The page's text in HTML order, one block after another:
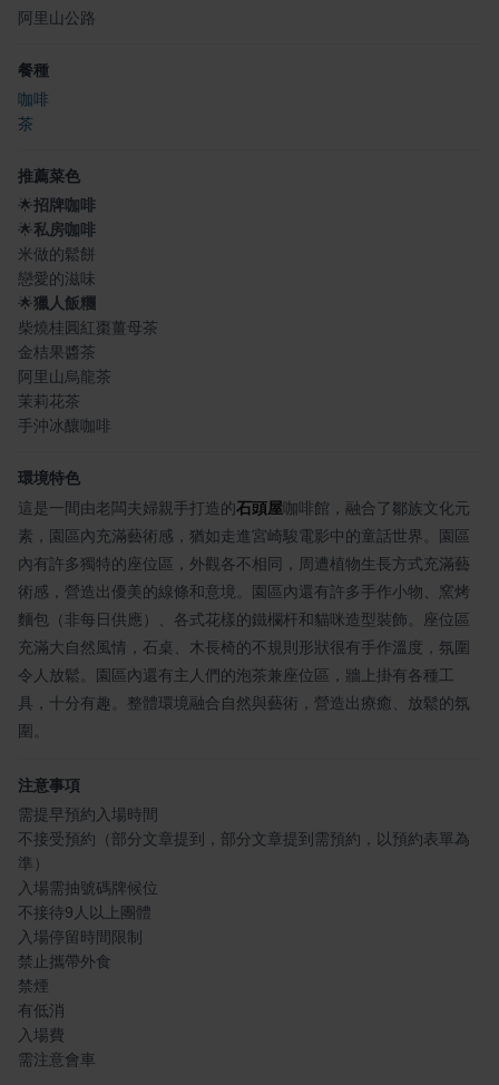
阿里山公路
餐種
咖啡
茶
推薦菜色
🌟招牌咖啡
🌟私房咖啡
米做的鬆餅
戀愛的滋味
🌟獵人飯糰
柴燒桂圓紅棗薑母茶
金桔果醬茶
阿里山烏龍茶
茉莉花茶
手沖冰釀咖啡
環境特色
這是一間由老闆夫婦親手打造的石頭屋 咖啡館，融合了鄒族文化元
素，園區內充滿藝術感，猶如走進宮崎駿電影中的童話世界。園區
內有許多獨特的座位區，外觀各不相同，周遭植物生長方式充滿藝
術感，營造出優美的線條和意境。園區內還有許多手作小物、窯烤
麵包（非每日供應）、各式花樣的鐵欄杆和貓咪造型裝飾。座位區
充滿大自然風情，石桌、木長椅的不規則形狀很有手作溫度，氛圍
令人放鬆。園區內還有主人們的泡茶兼座位區，牆上掛有各種工
具，十分有趣。整體環境融合自然與藝術，營造出療癒、放鬆的氛
圍。
注意事項
需提早預約入場時間
不接受預約（部分文章提到，部分文章提到需預約，以預約表單為
準）
入場需抽號碼牌候位
不接待9人以上團體
入場停留時間限制
禁止攜帶外食
禁煙
有低消
入場費
需注意會車